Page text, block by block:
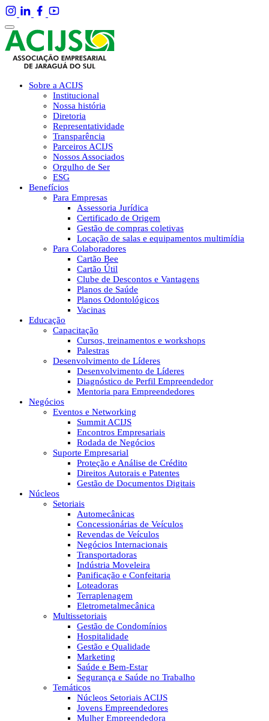
Sobre a ACIJS
Institucional
Nossa história
Diretoria
Representatividade
Transparência
Parceiros ACIJS
Nossos Associados
Orgulho de Ser
ESG
Benefícios
Para Empresas
Assessoria Jurídica
Certificado de Origem
Gestão de compras coletivas
Locação de salas e equipamentos multimídia
Para Colaboradores
Cartão Bee
Cartão Útil
Clube de Descontos e Vantagens
Planos de Saúde
Planos Odontológicos
Vacinas
Educação
Capacitação
Cursos, treinamentos e workshops
Palestras
Desenvolvimento de Líderes
Desenvolvimento de Líderes
Diagnóstico de Perfil Empreendedor
Mentoria para Empreendedores
Negócios
Eventos e Networking
Summit ACIJS
Encontros Empresariais
Rodada de Negócios
Suporte Empresarial
Proteção e Análise de Crédito
Direitos Autorais e Patentes
Gestão de Documentos Digitais
Núcleos
Setoriais
Automecânicas
Concessionárias de Veículos
Revendas de Veículos
Negócios Internacionais
Transportadoras
Indústria Moveleira
Panificação e Confeitaria
Loteadoras
Terraplenagem
Eletrometalmecânica
Multissetoriais
Gestão de Condomínios
Hospitalidade
Gestão e Qualidade
Marketing
Saúde e Bem-Estar
Segurança e Saúde no Trabalho
Temáticos
Núcleos Setoriais ACIJS
Jovens Empreendedores
Mulher Empreendedora